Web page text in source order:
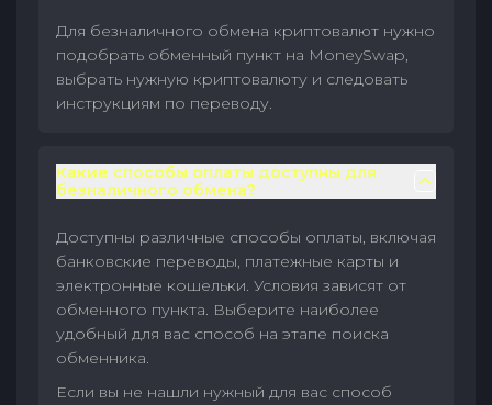
Для безналичного обмена криптовалют нужно
подобрать обменный пункт на MoneySwap,
выбрать нужную криптовалюту и следовать
инструкциям по переводу.
Какие способы оплаты доступны для
безналичного обмена?
Доступны различные способы оплаты, включая
банковские переводы, платежные карты и
электронные кошельки. Условия зависят от
обменного пункта. Выберите наиболее
удобный для вас способ на этапе поиска
обменника.
Если вы не нашли нужный для вас способ